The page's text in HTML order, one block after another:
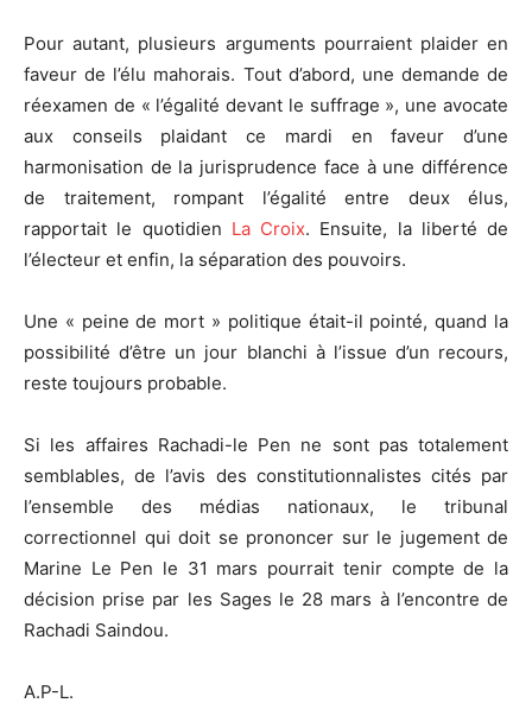
Pour autant, plusieurs arguments pourraient plaider en
faveur de l’élu mahorais. Tout d’abord, une demande de
réexamen de « l’égalité devant le suffrage », une avocate
aux conseils plaidant ce mardi en faveur d’une
harmonisation de la jurisprudence face à une différence
de traitement, rompant l’égalité entre deux élus,
rapportait le quotidien La Croix. Ensuite, la liberté de
l’électeur et enfin, la séparation des pouvoirs.
Une « peine de mort » politique était-il pointé, quand la
possibilité d’être un jour blanchi à l’issue d’un recours,
reste toujours probable.
Si les affaires Rachadi-le Pen ne sont pas totalement
semblables, de l’avis des constitutionnalistes cités par
l’ensemble des médias nationaux, le tribunal
correctionnel qui doit se prononcer sur le jugement de
Marine Le Pen le 31 mars pourrait tenir compte de la
décision prise par les Sages le 28 mars à l’encontre de
Rachadi Saindou.
A.P-L.